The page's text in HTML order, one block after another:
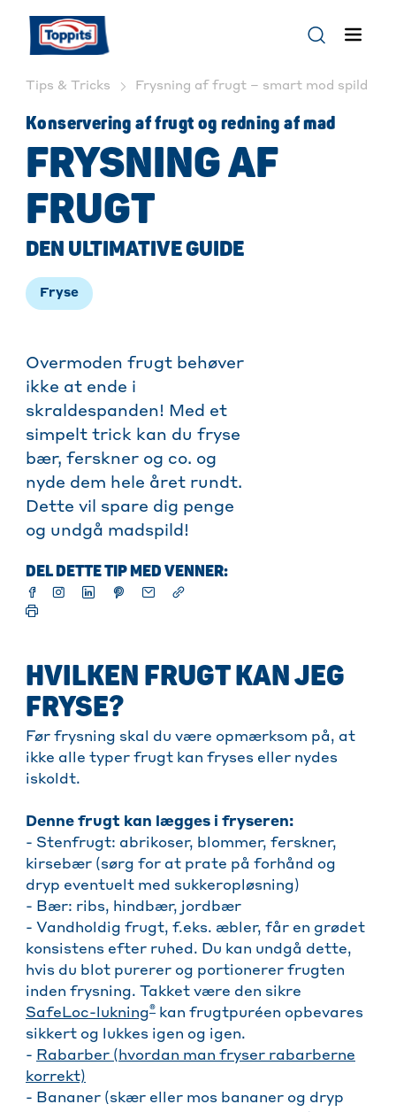
Tips & Tricks Frysning af frugt – smart mod spild |
Konservering af frugt og redning af mad
FRYSNING AF
FRUGT
DEN ULTIMATIVE GUIDE
Fryse
Overmoden frugt behøver
ikke at ende i
skraldespanden! Med et
simpelt trick kan du fryse
bær, ferskner og co. og
nyde dem hele året rundt.
Dette vil spare dig penge
og undgå madspild!
DEL DETTE TIP MED VENNER:
HVILKEN FRUGT KAN JEG
FRYSE?
Før frysning skal du være opmærksom på, at
ikke alle typer frugt kan fryses eller nydes
iskoldt.
Denne frugt kan lægges i fryseren:
- Stenfrugt: abrikoser, blommer, ferskner,
kirsebær (sørg for at prate på forhånd og
dryp eventuelt med sukkeropløsning)
- Bær: ribs, hindbær, jordbær
- Vandholdig frugt, f.eks. æbler, får en grødet
konsistens efter ruhed. Du kan undgå dette,
hvis du blot purerer og portionerer frugten
inden frysning. Takket være den sikre
SafeLoc-lukning® kan frugtpuréen opbevares
sikkert og lukkes igen og igen.
- Rabarber (hvordan man fryser rabarberne
korrekt)
- Bananer (skær eller mos bananer og dryp